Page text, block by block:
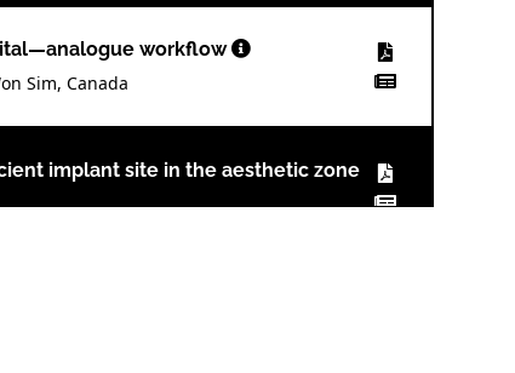
workflow
Sim, Canada
implant site in the aesthetic zone